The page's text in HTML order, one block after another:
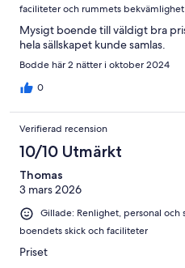
faciliteter och rummets bekvämlighet
Mysigt boende till väldigt bra
hela sällskapet kunde samlas.
Bodde här 2 nätter i oktober 2024
0
Verifierad recension
10/10 Utmärkt
Thomas
3 mars 2026
Gillade: Renlighet, personal
boendets skick och faciliteter
Priset